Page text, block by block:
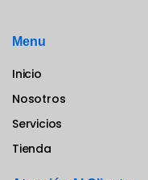
Menu
Inicio
Nosotros
Servicios
Tienda